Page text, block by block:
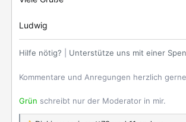
Ludwig
Hilfe nötig? Unterstütze uns mit einer
Kommentare und Anregungen herzlich gerne
Grün schreibt nur der Moderator in mir.